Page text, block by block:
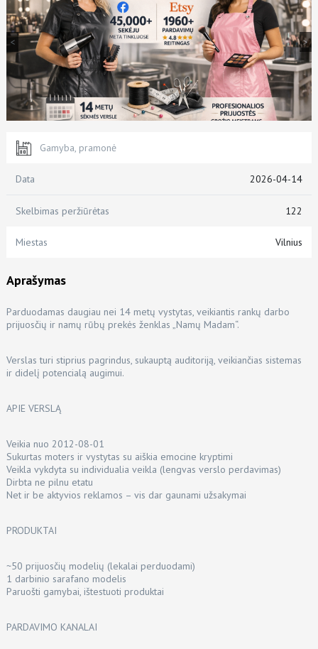
< >
Gamyba, pramonė
Data 2026-04-14
Skelbimas peržiūrėtas 122
Miestas Vilnius
Aprašymas
Parduodamas daugiau nei 14 metų vystytas, veikiantis rankų darbo
prijuosčių ir namų rūbų prekės ženklas „Namų Madam“.
Verslas turi stiprius pagrindus, sukauptą auditoriją, veikiančias sistemas
ir didelį potencialą augimui.
APIE VERSLĄ
Veikia nuo 2012-08-01
Sukurtas moters ir vystytas su aiškia emocine kryptimi
Veikla vykdyta su individualia veikla (lengvas verslo perdavimas)
Dirbta ne pilnu etatu
Net ir be aktyvios reklamos – vis dar gaunami užsakymai
PRODUKTAI
~50 prijuosčių modelių (lekalai perduodami)
1 darbinio sarafano modelis
Paruošti gamybai, ištestuoti produktai
PARDAVIMO KANALAI